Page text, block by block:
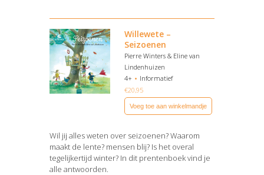
Willewete –
Seizoenen
Pierre Winters & Eline van
Lindenhuizen
4+
Informatief
€20,95
Voeg toe aan winkelmandje
Wil jij alles weten over seizoenen? Waarom
maakt de lente? mensen blij? Is het overal
tegelijkertijd winter? In dit prentenboek vind je
alle antwoorden.